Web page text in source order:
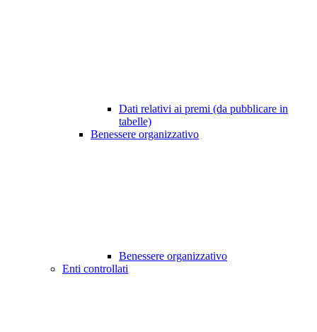
Dati relativi ai premi (da pubblicare in
tabelle)
Benessere organizzativo
Benessere organizzativo
Enti controllati